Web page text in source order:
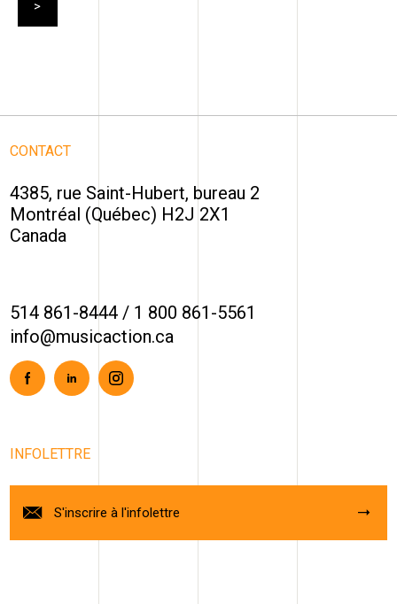
CONTACT
4385, rue Saint-Hubert, bureau 2
Montréal (Québec) H2J 2X1
Canada
514 861-8444 / 1 800 861-5561
info@musicaction.ca
FacebookLinkedinInstagram
INFOLETTRE
S'inscrire à l'infolettre